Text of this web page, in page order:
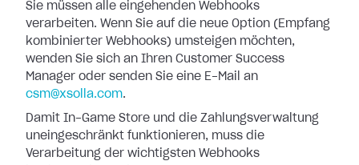
Sie müssen alle eingehenden Webhooks
verarbeiten. Wenn Sie auf die neue Option (Empfang
kombinierter Webhooks) umsteigen möchten,
wenden Sie sich an Ihren Customer Success
Manager oder senden Sie eine E-Mail an
csm@xsolla.com.
Damit In-Game Store und die Zahlungsverwaltung
uneingeschränkt funktionieren, muss die
Verarbeitung der wichtigsten Webhooks